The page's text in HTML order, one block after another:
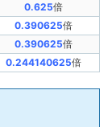
0.625倍
0.390625倍
0.390625倍
0.244140625倍